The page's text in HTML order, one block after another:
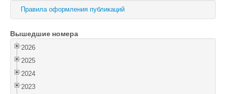
Поиск
Войти
Правила оформления публикаций
Вышедшие номера
2026
2025
2024
2023